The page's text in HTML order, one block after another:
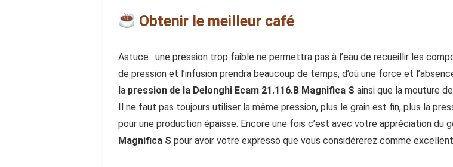
Obtenir le meilleur café
Astuce : une pression trop faible ne permettra pas à l’eau de recueillir les
de pression et l’infusion prendra beaucoup de temps, d’où une force et
la pression de la Delonghi Ecam 21.116.B Magnifica S ainsi que la mouture
Il ne faut pas toujours utiliser la même pression, plus le grain est fin, plus la
pour une production épaisse. Encore une fois c’est avec votre appréciation du
Magnifica S pour avoir votre expresso que vous considérerez comme